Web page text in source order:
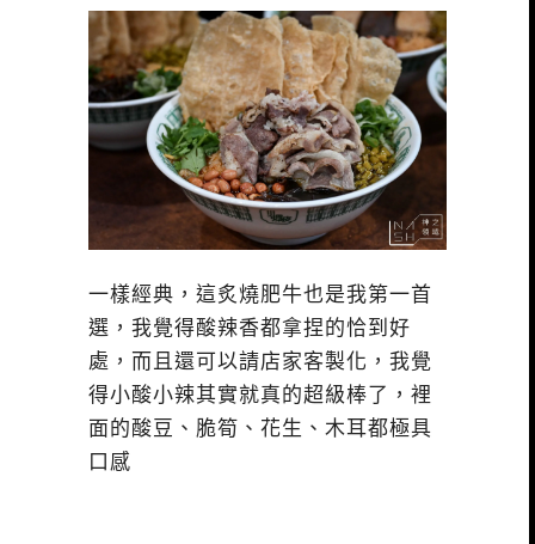
一樣經典，這炙燒肥牛也是我第一首
選，我覺得酸辣香都拿捏的恰到好
處，而且還可以請店家客製化，我覺
得小酸小辣其實就真的超級棒了，裡
面的酸豆、脆筍、花生、木耳都極具
口感